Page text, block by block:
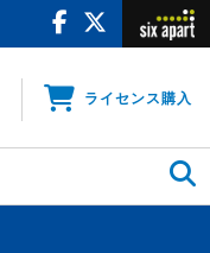
ライセンス購入